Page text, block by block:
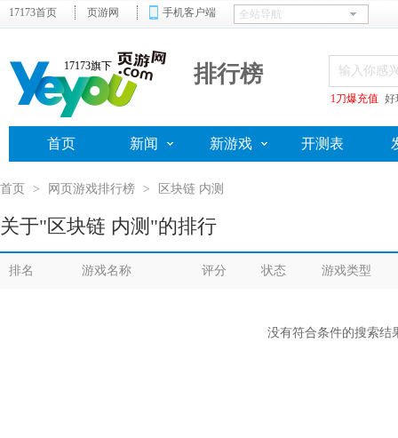
17173首页 页游网 手机客户端
17173旗下 排行榜
1刀爆充值 好
首页 新闻 新游戏 开测表
首页 > 网页游戏排行榜 > 区块链 内测
关于"区块链 内测"的排行
排名 游戏名称 评分 状态 游戏类型
没有符合条件的搜索结